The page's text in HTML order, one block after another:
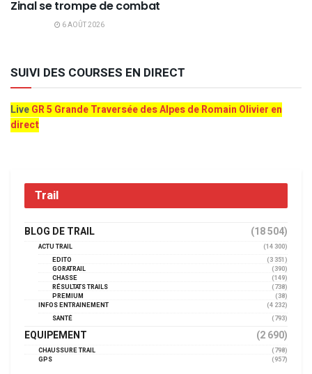
Zinal se trompe de combat
6 AOÛT 2026
SUIVI DES COURSES EN DIRECT
LiveGR 5 Grande Traversée des Alpes de Romain Olivier en
direct
Trail
BLOG DE TRAIL (18 504)
ACTU TRAIL
(14 300)
EDITO
(3 351)
GORATRAIL
(390)
CHASSE
(149)
RÉSULTATS TRAILS
(738)
PREMIUM
(38)
INFOS ENTRAINEMENT
(4 232)
SANTÉ
(793)
EQUIPEMENT (2 690)
CHAUSSURE TRAIL
(798)
GPS
(957)